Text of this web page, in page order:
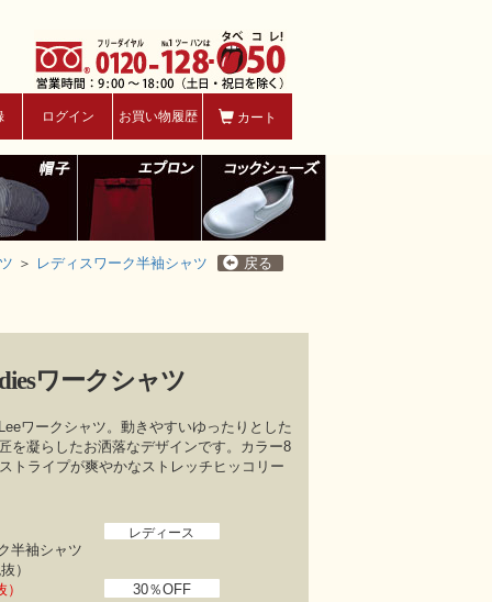
カート
お買い物履歴
ログイン
＞ レディスワーク半袖シャツ 戻る
ワークシャツ
ワークシャツ。動きやすいゆったりとした
を凝らしたお洒落なデザインです。カラー8
トライプが爽やかなストレッチヒッコリー
レディース
半袖シャツ
）
）
30％OFF